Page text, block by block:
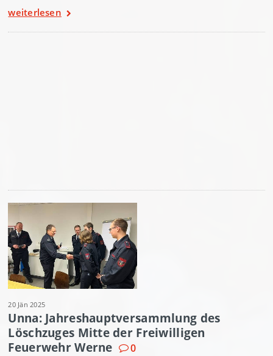
weiterlesen
20 Jän 2025
Unna: Jahreshauptversammlung des
Löschzuges Mitte der Freiwilligen
Feuerwehr Werne
0